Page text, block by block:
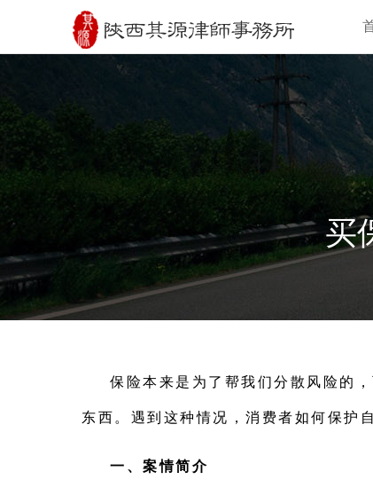
买
保险本来是为了帮我们分散风险的
东西。遇到这种情况，消费者如何保护
一、案情简介